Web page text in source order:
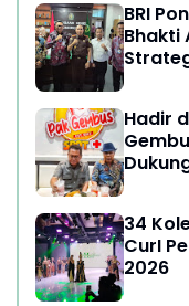
BRI
Bhakti
Hadir
34
CurI
2026